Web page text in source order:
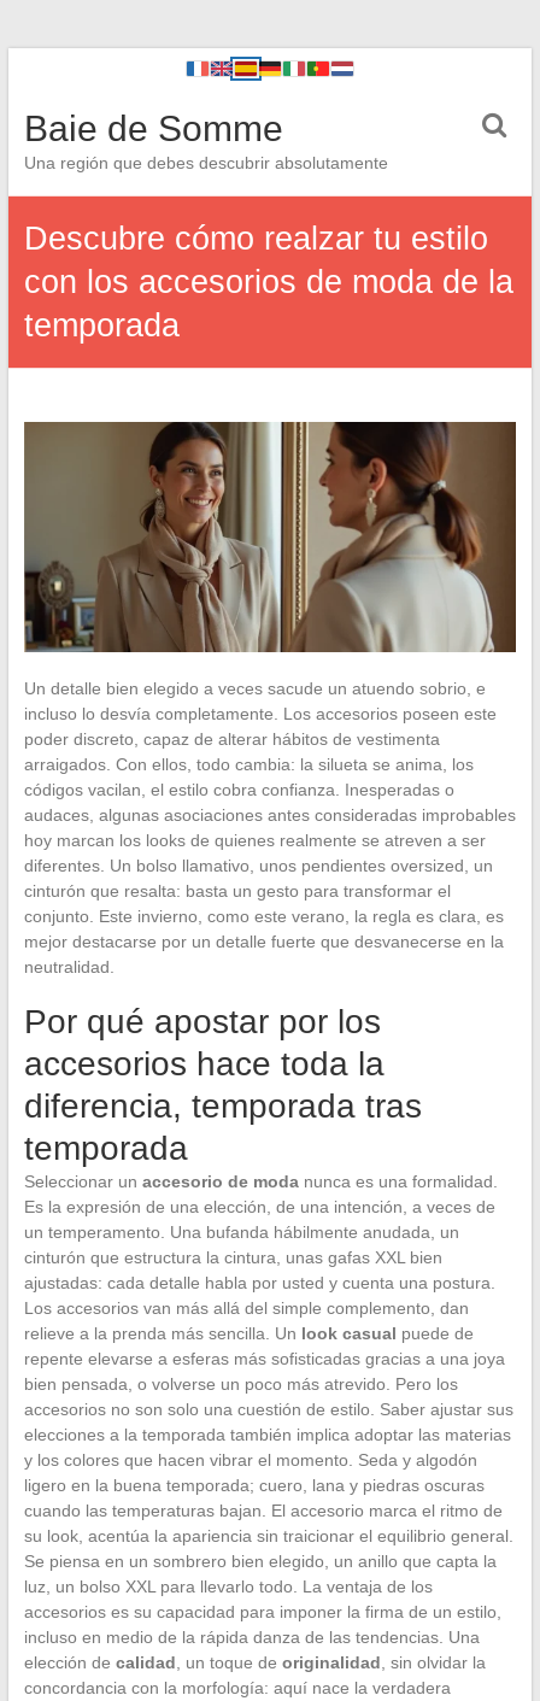
Baie de Somme
Una región que debes descubrir absolutamente
Descubre cómo realzar tu estilo
con los accesorios de moda de la
temporada
Un detalle bien elegido a veces sacude un atuendo sobrio, e
incluso lo desvía completamente. Los accesorios poseen este
poder discreto, capaz de alterar hábitos de vestimenta
arraigados. Con ellos, todo cambia: la silueta se anima, los
códigos vacilan, el estilo cobra confianza. Inesperadas o
audaces, algunas asociaciones antes consideradas improbables
hoy marcan los looks de quienes realmente se atreven a ser
diferentes. Un bolso llamativo, unos pendientes oversized, un
cinturón que resalta: basta un gesto para transformar el
conjunto. Este invierno, como este verano, la regla es clara, es
mejor destacarse por un detalle fuerte que desvanecerse en la
neutralidad.
Por qué apostar por los
accesorios hace toda la
diferencia, temporada tras
temporada
Seleccionar un accesorio de modanunca es una formalidad.
Es la expresión de una elección, de una intención, a veces de
un temperamento. Una bufanda hábilmente anudada, un
cinturón que estructura la cintura, unas gafas XXL bien
ajustadas: cada detalle habla por usted y cuenta una postura.
Los accesorios van más allá del simple complemento, dan
relieve a la prenda más sencilla. Un look casual puede de
repente elevarse a esferas más sofisticadas gracias a una joya
bien pensada, o volverse un poco más atrevido. Pero los
accesorios no son solo una cuestión de estilo. Saber ajustar sus
elecciones a la temporada también implica adoptar las materias
y los colores que hacen vibrar el momento. Seda y algodón
ligero en la buena temporada; cuero, lana y piedras oscuras
cuando las temperaturas bajan. El accesorio marca el ritmo de
su look, acentúa la apariencia sin traicionar el equilibrio general.
Se piensa en un sombrero bien elegido, un anillo que capta la
luz, un bolso XXL para llevarlo todo. La ventaja de los
accesorios es su capacidad para imponer la firma de un estilo,
incluso en medio de la rápida danza de las tendencias. Una
elección de calidad , un toque de originalidad , sin olvidar la
concordancia con la morfología: aquí nace la verdadera